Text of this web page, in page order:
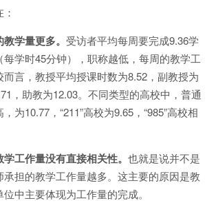
学量更多。 受访者平均每周要完成9.36学
每学时45分钟），职称越低，每周的教学工
言，教授平均授课时数为8.52，副教授为
，助教为12.03。不同类型的高校中，普通
为10.77，“211”高校为9.65，“985”高校相
工作量没有直接相关性。 也就是说并不是
承担的教学工作量越多。这主要的原因是教
中主要体现为工作量的完成。